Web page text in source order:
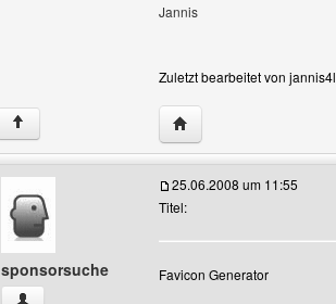
Jannis
Zuletzt bearbeitet von
↑ Website dieses
sponsorsuche
25.06.2008 um 11:55
Titel:
Favicon Generator